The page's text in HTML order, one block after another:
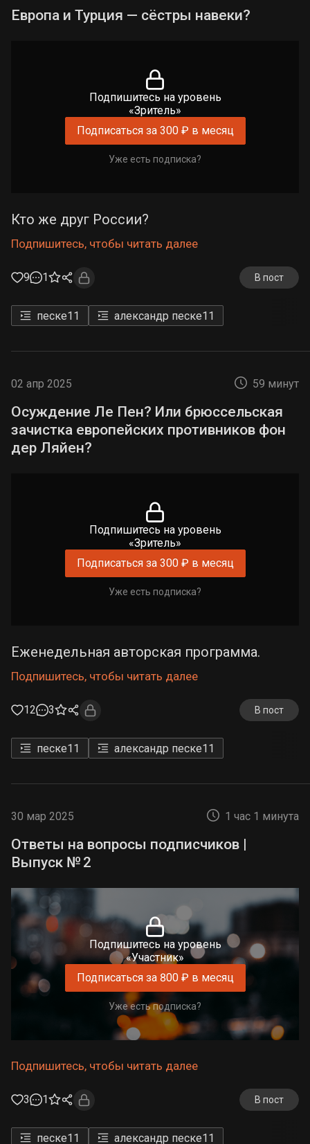
Европа и Турция — сёстры навеки?
Подпишитесь на уровень
«Зритель»
Подписаться за 300 ₽ в месяц
Уже есть подписка?
Кто же друг России?
Подпишитесь, чтобы читать далее
9 1 В пост
песке11 александр песке11
02 апр 2025 59 минут
Осуждение Ле Пен? Или брюссельская
зачистка европейских противников фон
дер Ляйен?
Подпишитесь на уровень
«Зритель»
Подписаться за 300 ₽ в месяц
Уже есть подписка?
Еженедельная авторская программа.
Подпишитесь, чтобы читать далее
12 3 В пост
песке11 александр песке11
30 мар 2025 1 час 1 минута
Ответы на вопросы подписчиков |
Выпуск № 2
Подпишитесь на уровень
«Участник»
Подписаться за 800 ₽ в месяц
Уже есть подписка?
Подпишитесь, чтобы читать далее
3 1 В пост
песке11 александр песке11